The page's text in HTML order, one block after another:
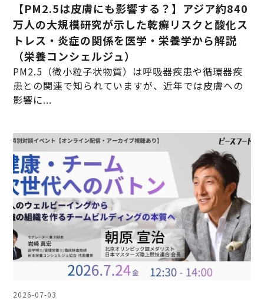
【PM2.5は皮膚にも影響する？】アジア約840
万人の大規模研究が示した乾癬リスクと酸化ス
トレス・炎症の関係を医学・栄養学から解説
（栄養コンシェルジュ）
PM2.5（微小粒子状物質）は呼吸器疾患や循環器疾
患との関連で知られていますが、近年では皮膚への
影響に...
2026-07-03